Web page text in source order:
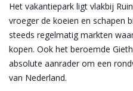
Het vakantiepark ligt vlakbij
vroeger de koeien en schapen
steeds regelmatig markten
kopen. Ook het beroemde
absolute aanrader om een
van Nederland.